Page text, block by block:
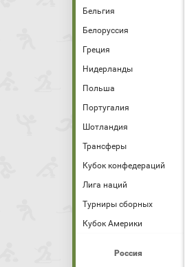
Бельгия
Белоруссия
Греция
Нидерланды
Польша
Португалия
Шотландия
Трансферы
Кубок конфедераций
Лига наций
Турниры сборных
Кубок Америки
Россия